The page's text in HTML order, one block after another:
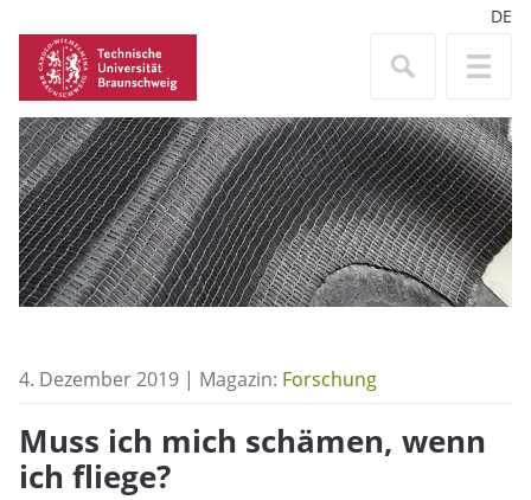
DE
4. Dezember 2019 | Magazin: Forschung
Muss ich mich schämen, wenn
ich fliege?